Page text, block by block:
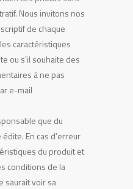
Nous invitons nos
de chaque
caractéristiques
ou s’il souhaite des
à ne pas
e-mail
que du
En cas d’erreur
du produit et
conditions de la
saurait voir sa